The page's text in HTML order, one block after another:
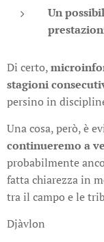
Un
Di certo,
stagioni
persino in
Una cosa, però, è
continueremo a
probabilmente
fatta chiarezza in
tra il campo e le
Djàvlon